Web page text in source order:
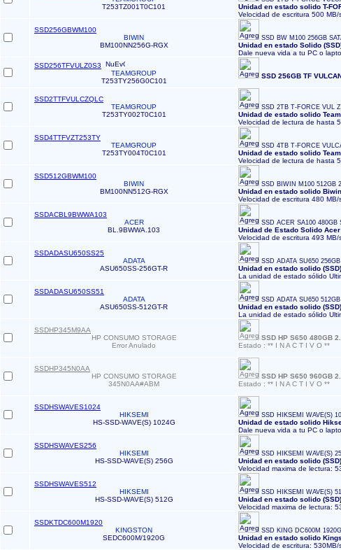
T253TZ001T0C101
Unidad en estado solido T-
Velocidad de escritura 500 MB/
SSD256GBWM100
BIWIN
BM100NN256G-RGX
SSD BW M100 256GB
Unidad en estado Solido
Dale nueva vida a tu PC o
SSD256TFVULZ0S3
TEAMGROUP
T253TY256G0C101
SSD 256GB TF
SSD2TTFVULCZQLC
TEAMGROUP
T253TY002T0C101
SSD 2TB T-FORCE VUL
Unidad de estado solido
Velocidad de lectura de hasta
SSD4TTFVZT253TY
TEAMGROUP
T253TY004T0C101
SSD 4TB T-FORCE
Unidad de estado solido
Velocidad de lectura de hasta
SSD512GBWM100
BIWIN
BM100NN512G-RGX
SSD BIWIN M100 512GB
Unidad en estado solido
Velocidad de escritura 480 MB/
SSDACBL9BWWA103
ACER
BL.9BWWA.103
SSD ACER SA100 480GB
Unidad de Estado Solido
Velocidad de escritura 493 MB/
SSDADASU650SS25
ADATA
ASU650SS-256GT-R
SSD ADATA SU650 256GB
Unidad en estado solido
La unidad de estado sólido
SSDADASU650SS51
ADATA
ASU650SS-512GT-R
SSD ADATA SU650 512GB
Unidad en estado solido
La unidad de estado sólido
SSDHP345M9AA
HP CONSUMO STORAGE
Error Anulado
SSD HP S650 480GB
Estado : ** I N A C T I V O **
SSDHP345N0AA
HP CONSUMO STORAGE
345N0AA#ABM
SSD HP S650 960GB
Estado : ** I N A C T I V O **
SSDHSWAVES1024
HIKSEMI
HS-SSD-WAVE(S) 1024G
SSD HIKSEMI WAVE(S)
Unidad de estado solido
Dale nueva vida a tu PC o
SSDHSWAVES256
HIKSEMI
HS-SSD-WAVE(S) 256G
SSD HIKSEMI WAVE(S)
Unidad en estado solido
Velocidad maxima de lectura:
SSDHSWAVES512
HIKSEMI
HS-SSD-WAVE(S) 512G
SSD HIKSEMI WAVE(S)
Unidad en estado solido
Velocidad maxima de lectura:
SSDKTDC600M1920
KINGSTON
SEDC600M/1920G
SSD KING DC600M
Unidad en estado solido
Velocidad de escritura: 530MB/